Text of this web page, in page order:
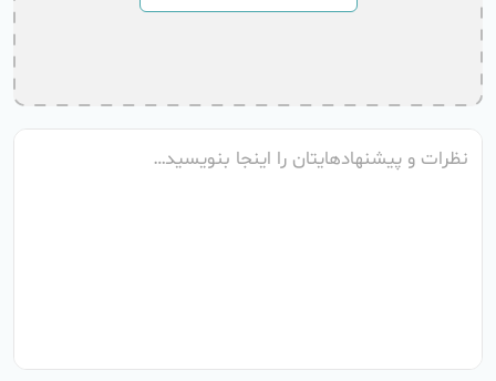
نظرات و پیشنهادهایتان را اینجا بنویسید…